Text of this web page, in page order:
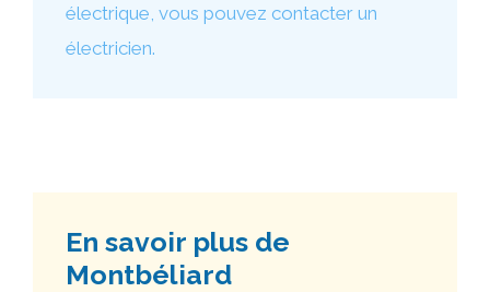
électrique, vous pouvez contacter un
électricien.
En savoir plus de
Montbéliard